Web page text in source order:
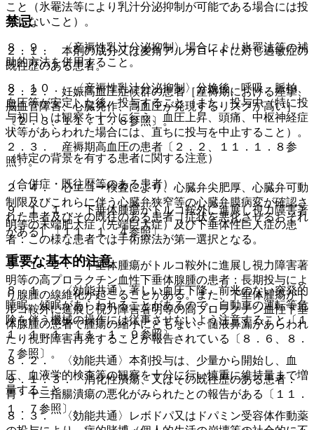
こと（氷罨法等により乳汁分泌抑制が可能である場合には投
与しないこと）。
８．９． 〈産褥性乳汁分泌抑制〉場合により氷罨法等の補
助的方法を併用すること。
８．１０． 〈産褥性乳汁分泌抑制〉分娩後、呼吸、脈拍、
血圧等が安定した後、投与すること（また、投与中（特に投
与初日）は観察を十分に行う、血圧上昇、頭痛、中枢神経症
状等があらわれた場合には、直ちに投与を中止すること）。
（特定の背景を有する患者に関する注意）
（合併症・既往歴等のある患者）
９．１．１． 下垂体腫瘍がトルコ鞍外に進展し視力障害著
明等の末端肥大症（先端巨大症）及び下垂体性巨人症の患
者：この様な患者では手術療法が第一選択となる。
９．１．２． 下垂体腫瘍がトルコ鞍外に進展し視力障害著
明等の高プロラクチン血性下垂体腺腫の患者：長期投与によ
り腺腫の線維化が起こることがある。また、下垂体腫瘍がト
ルコ鞍外に進展し視力障害著明等の高プロラクチン血性下垂
体腺腫の患者で腫瘍の縮小にともない、髄液鼻漏があらわれ
たり視野障害再発することが報告されている〔８．６、８．
７参照〕。
９．１．３． 消化性潰瘍、又はその既往歴のある患者：
胃・十二指腸潰瘍の悪化がみられたとの報告がある〔１１．
１．７参照〕。
禁忌
２．１． 本剤の成分又は麦角アルカロイドに対し過敏症の
既往歴のある患者。
２．２． 妊娠高血圧症候群の患者［産褥期における痙攣、
脳血管障害、心臓発作、高血圧が発現するリスクが高い］
〔２．３、１１．１．８参照〕。
２．３． 産褥期高血圧の患者〔２．２、１１．１．８参
照〕。
２．４． 心エコー検査により、心臓弁尖肥厚、心臓弁可動
制限及びこれらに伴う心臓弁狭窄等の心臓弁膜病変が確認さ
れた患者及びその既往のある患者［症状を悪化させるおそれ
がある］〔１１．１．４参照〕。
重要な基本的注意
８．１． 〈効能共通〉著しい血圧下降、前兆のない突発的
睡眠、傾眠があらわれることがあるので、自動車の運転等危
険を伴う機械の操作には従事させないよう注意すること〔１
１．１．１、１１．１．９参照〕。
８．２． 〈効能共通〉本剤投与は、少量から開始し、血
圧、血液学的検査等の観察を十分に行い慎重に維持量まで増
量すること。
８．３． 〈効能共通〉レボドパ又はドパミン受容体作動薬